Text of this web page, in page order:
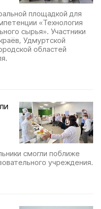
площадкой для
«Технология
сырья». Участники
Удмуртской
областей
смогли поближе
учреждения.